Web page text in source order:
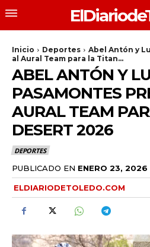
Inicio Deportes
Abel Antón y
al Aural Team para la Titan...
ABEL ANTÓN Y
PASAMONTES
AURAL TEAM
DESERT 2026
DEPORTES
PUBLICADO EN ENERO 23, 2026
ELDIARIODETOLEDO.COM